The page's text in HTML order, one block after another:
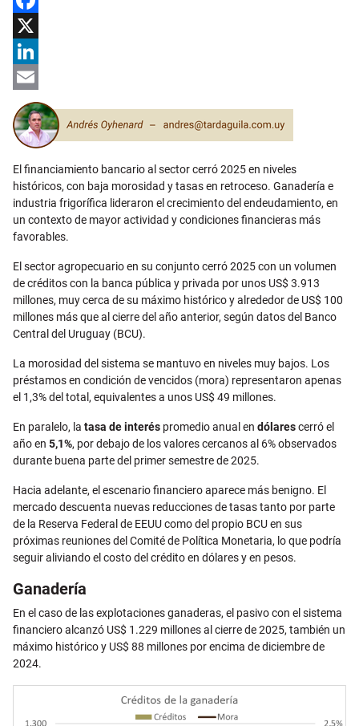
Facebook
X
LinkedIn
Email
El financiamiento bancario al sector cerró 2025 en niveles
históricos, con baja morosidad y tasas en retroceso. Ganadería e
industria frigorífica lideraron el crecimiento del endeudamiento, en
un contexto de mayor actividad y condiciones financieras más
favorables.
El sector agropecuario en su conjunto cerró 2025 con un volumen
de créditos con la banca pública y privada por unos US$ 3.913
millones, muy cerca de su máximo histórico y alrededor de US$ 100
millones más que al cierre del año anterior, según datos del Banco
Central del Uruguay (BCU).
La morosidad del sistema se mantuvo en niveles muy bajos. Los
préstamos en condición de vencidos (mora) representaron apenas
el 1,3% del total, equivalentes a unos US$ 49 millones.
En paralelo, la tasa de interés promedio anual en dólarescerró el
año en 5,1%, por debajo de los valores cercanos al 6% observados
durante buena parte del primer semestre de 2025.
Hacia adelante, el escenario financiero aparece más benigno. El
mercado descuenta nuevas reducciones de tasas tanto por parte
de la Reserva Federal de EEUU como del propio BCU en sus
próximas reuniones del Comité de Política Monetaria, lo que podría
seguir aliviando el costo del crédito en dólares y en pesos.
Ganadería
En el caso de las explotaciones ganaderas, el pasivo con el sistema
financiero alcanzó US$ 1.229 millones al cierre de 2025, también un
máximo histórico y US$ 88 millones por encima de diciembre de
2024.